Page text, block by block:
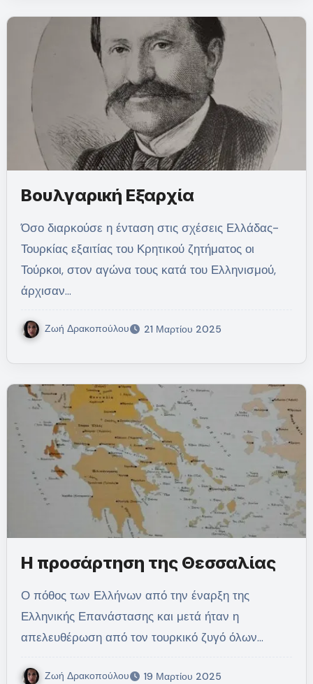
Βουλγαρική Εξαρχία
Όσο διαρκούσε η ένταση στις σχέσεις Ελλάδας-
Τουρκίας εξαιτίας του Κρητικού ζητήματος οι
Τούρκοι, στον αγώνα τους κατά του Ελληνισμού,
άρχισαν…
Ζωή Δρακοπούλου 21 Μαρτίου 2025
Η προσάρτηση της Θεσσαλίας
Ο πόθος των Ελλήνων από την έναρξη της
Ελληνικής Επανάστασης και μετά ήταν η
απελευθέρωση από τον τουρκικό ζυγό όλων…
Ζωή Δρακοπούλου 19 Μαρτίου 2025